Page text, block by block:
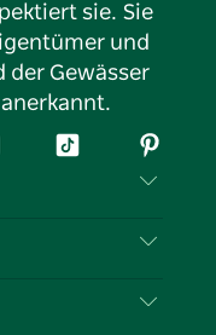
sie. Sie
und
der Gewässer
TikTok